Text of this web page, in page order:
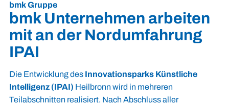
bmk Gruppe
bmk Unternehmen arbeiten
mit an der Nordumfahrung
IPAI
Die Entwicklung desInnovationsparks Künstliche
Intelligenz (IPAI) Heilbronn wird in mehreren
Teilabschnitten realisiert. Nach Abschluss aller